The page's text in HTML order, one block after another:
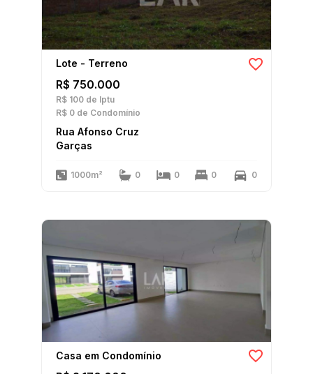
Lote - Terreno
R$ 750.000
R$ 100 de Iptu
R$ 0 de Condomínio
Rua Afonso Cruz
Garças
1000m² 0 0 0 0
Casa em Condomínio